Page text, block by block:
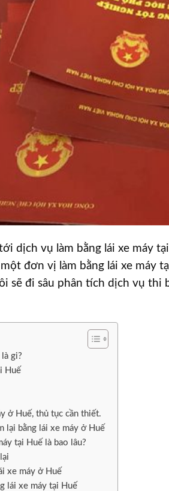
dịch vụ làm bằng lái xe máy
đơn vị làm bằng lái xe máy
sẽ đi sâu phân tích dịch vụ thi
gi?
Huế
ở Huế, thủ tục cần thiết.
lại bằng lái xe máy ở Huế
tại Huế là bao lâu?
xe máy ở Huế
lái xe máy tại Huế